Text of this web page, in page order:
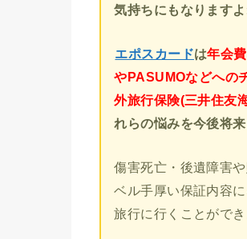
気持ちにもなりますよ
エポスカードは年会
やPASUMOなどへの
外旅行保険(三井住友
れらの悩みを今後将
傷害死亡・後遺障害
ベル手厚い保証内容に
旅行に行くことができ